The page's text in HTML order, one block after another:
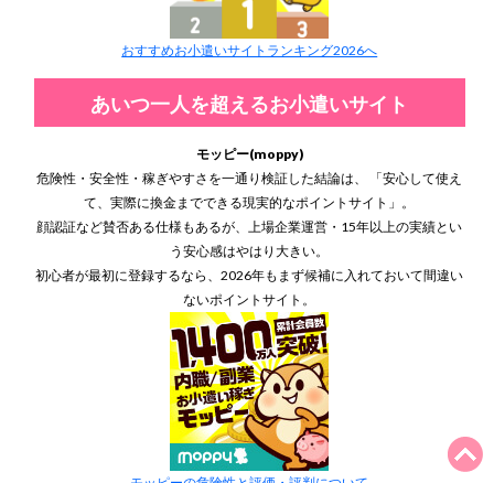
おすすめお小遣いサイトランキング2026へ
あいつ一人を超えるお小遣いサイト
モッピー(moppy)
危険性・安全性・稼ぎやすさを一通り検証した結論は、 「安心して使え
て、実際に換金までできる現実的なポイントサイト」。
顔認証など賛否ある仕様もあるが、上場企業運営・15年以上の実績とい
う安心感はやはり大きい。
初心者が最初に登録するなら、2026年もまず候補に入れておいて間違い
ないポイントサイト。